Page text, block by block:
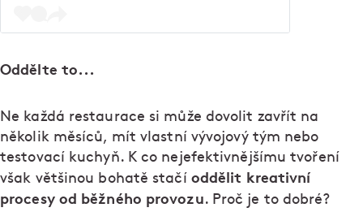
Oddělte to...
Ne každá restaurace si může dovolit zavřít na
několik měsíců, mít vlastní vývojový tým nebo
testovací kuchyň. K co nejefektivnějšímu tvoření
však většinou bohatě stačí oddělit kreativní
procesy od běžného provozu. Proč je to dobré?